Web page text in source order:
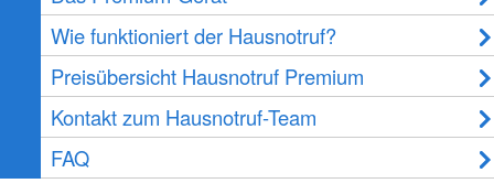
Wie funktioniert der Hausnotruf?
Preisübersicht Hausnotruf Premium
Kontakt zum Hausnotruf-Team
FAQ